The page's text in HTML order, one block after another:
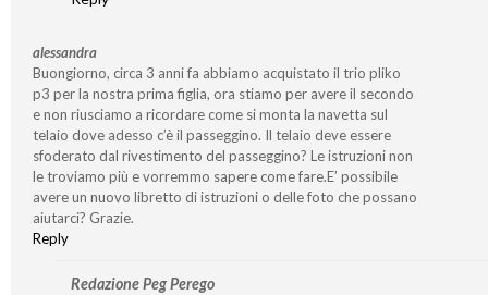
alessandra
Buongiorno, circa 3 anni fa abbiamo acquistato il trio pliko
p3 per la nostra prima figlia, ora stiamo per avere il secondo
e non riusciamo a ricordare come si monta la navetta sul
telaio dove adesso c’è il passeggino. Il telaio deve essere
sfoderato dal rivestimento del passeggino? Le istruzioni non
le troviamo più e vorremmo sapere come fare.E’ possibile
avere un nuovo libretto di istruzioni o delle foto che possano
aiutarci? Grazie.
Reply
Redazione Peg Perego